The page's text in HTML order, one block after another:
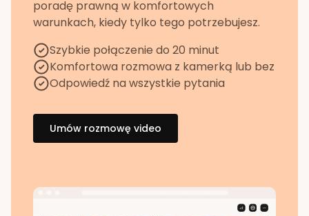
poradę prawną w komfortowych
warunkach, kiedy tylko tego potrzebujesz.
Szybkie połączenie do 20 minut
Komfortowa rozmowa z kamerką lub bez
Odpowiedź na wszystkie pytania
Umów rozmowę video